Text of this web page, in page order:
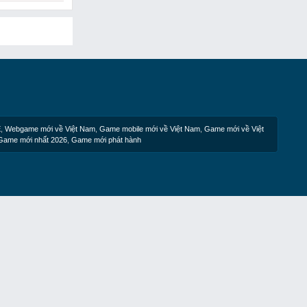
Webgame mới về Việt Nam Game mobile mới về Việt Nam Game mới về Việt
mới nhất 2026 Game mới phát hành